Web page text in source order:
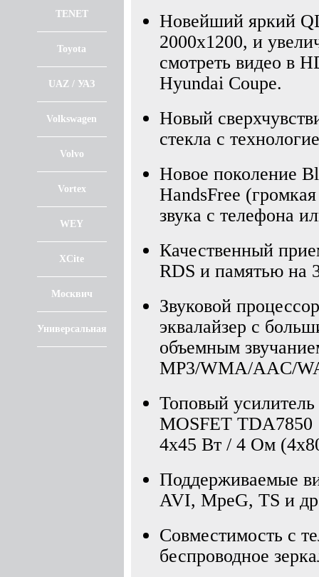
TENET
Toyota
UAZ / УАЗ
Volkswagen
Volvo
Vortex
WEY
XCite
Москвич
Универсальная
Новейший яркий
2000х1200, и
смотреть видео в
Hyundai Coupe.
Новый
стекла с
Новое поколение
HandsFree
звука с телефона
Качественный
RDS и памятью на
Звуковой
эквалайзер с
объемным
MP3/WMA/AAC/
Топовый
MOSFET TDA7850
4x45 Вт / 4 Ом
Поддерживаемые
AVI, MpeG, TS и
Совместимость с
беспроводное